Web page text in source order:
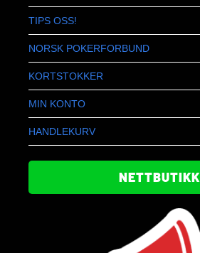
TIPS OSS!
NORSK POKERFORBUND
KORTSTOKKER
MIN KONTO
HANDLEKURV
NETTBUTIKK